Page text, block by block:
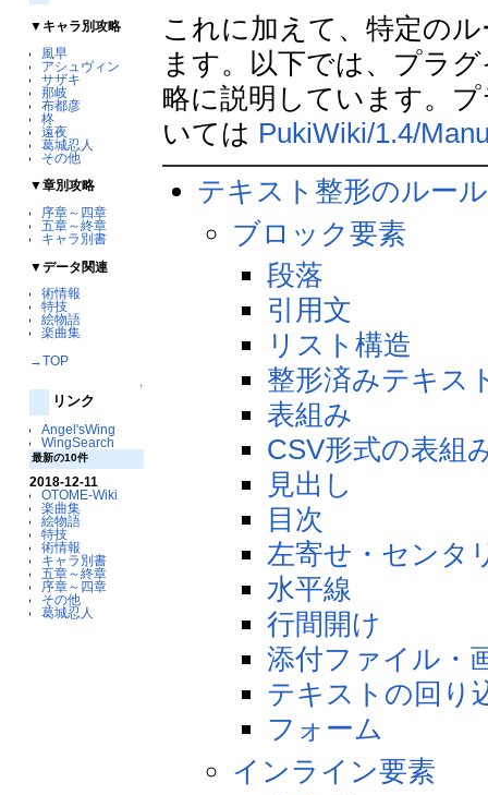
▼キャラ別攻略
風早
アシュヴィン
サザキ
那岐
布都彦
柊
遠夜
葛城忍人
その他
▼章別攻略
序章～四章
五章～終章
キャラ別書
▼データ関連
術情報
特技
絵物語
楽曲集
→TOP
↑
リンク
Angel'sWing
WingSearch
最新の10件
2018-12-11
OTOME-Wiki
楽曲集
絵物語
特技
術情報
キャラ別書
五章～終章
序章～四章
その他
葛城忍人
これに加えて、特定の
ます。以下では、プラ
略に説明しています。
いては PukiWiki/1.4/
テキスト整形のルール
ブロック要素
段落
引用文
リスト構造
整形済みテキス
表組み
CSV形式の表組
見出し
目次
左寄せ・センタ
水平線
行間開け
添付ファイル・
テキストの回り
フォーム
インライン要素